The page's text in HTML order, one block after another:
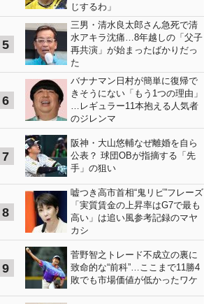
じするわ」
5
三男・清水良太郎さん急死で清
水アキラ沈痛…8年越しの「父子
再共演」が始まったばかりだっ
た
6
バナナマン日村が簡単に復帰で
きそうにない「もう1つの理由」
…レギュラー11本抱える人気者
のジレンマ
7
阪神・大山悠輔なぜ離婚を自ら
公表？ 球団OBが指摘する「先
手」の狙い
8
嘘つき高市首相“鬼リピ”フレーズ
「実質賃金の上昇率はG7で最も
高い」は追い風参考記録のマヤ
カシ
9
菅野智之トレード不成立の裏に
致命的な“前科”…ここまで11勝4
敗でも市場価値が低かったワケ